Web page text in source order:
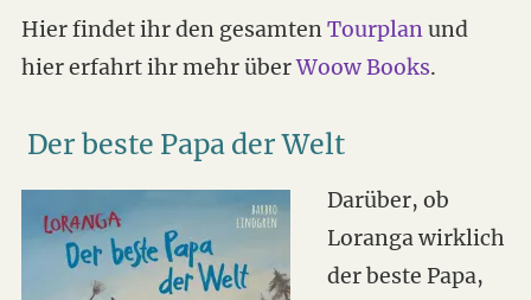
Hier findet ihr den gesamtenTourplanund
hier erfahrt ihr mehr überWoow Books.
Der beste Papa der Welt
Darüber, ob
Loranga wirklich
der beste Papa,